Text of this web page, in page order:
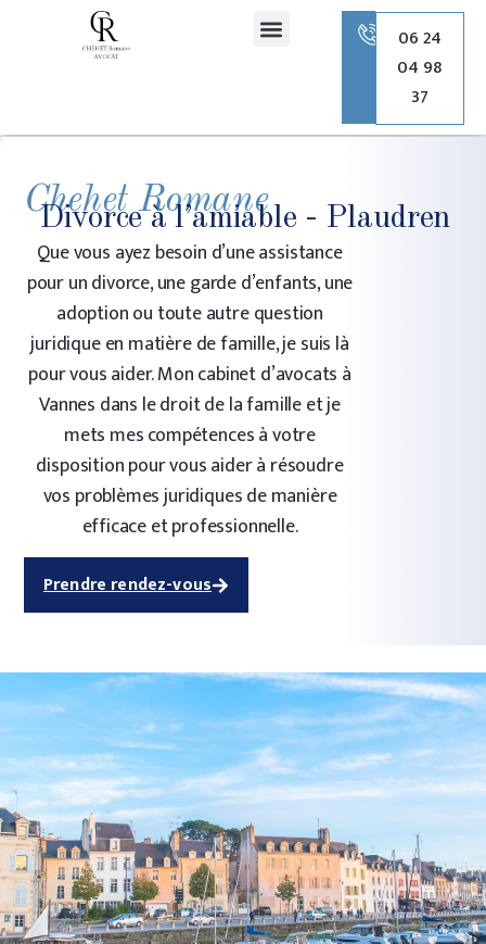
06 24
04 98
37
Chehet Romane
Divorce à l’amiable - Plaudren
Que vous ayez besoin d’une assistance
pour un divorce, une garde d’enfants, une
adoption ou toute autre question
juridique en matière de famille, je suis là
pour vous aider. Mon cabinet d’avocats à
Vannes dans le droit de la famille et je
mets mes compétences à votre
disposition pour vous aider à résoudre
vos problèmes juridiques de manière
efficace et professionnelle.
Prendre rendez-vous